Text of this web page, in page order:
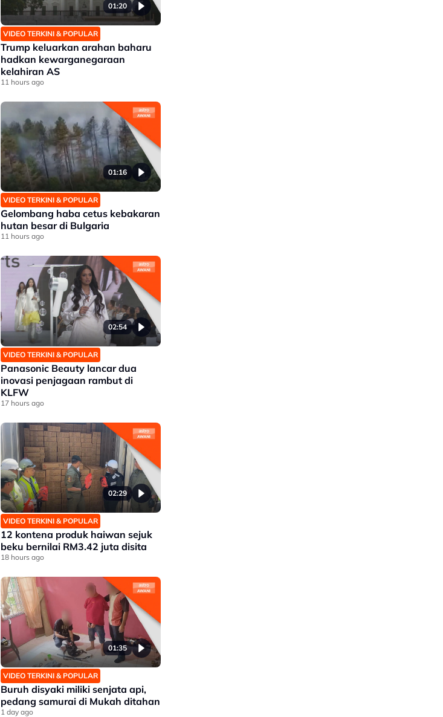
01:20
VIDEO TERKINI & POPULAR
Trump keluarkan arahan baharu
hadkan kewarganegaraan
kelahiran AS
11 hours ago
01:16
VIDEO TERKINI & POPULAR
Gelombang haba cetus kebakaran
hutan besar di Bulgaria
11 hours ago
02:54
VIDEO TERKINI & POPULAR
Panasonic Beauty lancar dua
inovasi penjagaan rambut di
KLFW
17 hours ago
02:29
VIDEO TERKINI & POPULAR
12 kontena produk haiwan sejuk
beku bernilai RM3.42 juta disita
18 hours ago
01:35
VIDEO TERKINI & POPULAR
Buruh disyaki miliki senjata api,
pedang samurai di Mukah ditahan
1 day ago